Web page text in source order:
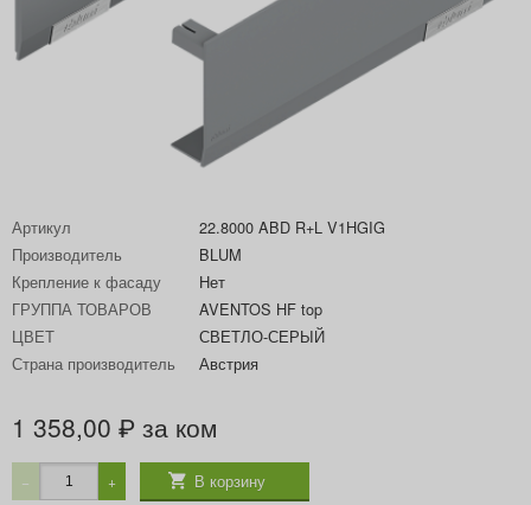
Артикул
22.8000 ABD R+L V1HGIG
Производитель
BLUM
Крепление к фасаду
Нет
ГРУППА ТОВАРОВ
AVENTOS HF top
ЦВЕТ
СВЕТЛО-СЕРЫЙ
Страна производитель
Австрия
1 358,00 ₽ за ком
− + В корзину